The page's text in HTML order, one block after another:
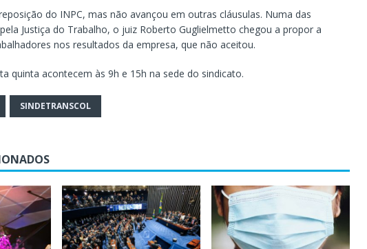
do INPC, mas não avançou em outras cláusulas. Numa das
Justiça do Trabalho, o juiz Roberto Guglielmetto chegou a propor a
nos resultados da empresa, que não aceitou.
quinta acontecem às 9h e 15h na sede do sindicato.
SINDETRANSCOL